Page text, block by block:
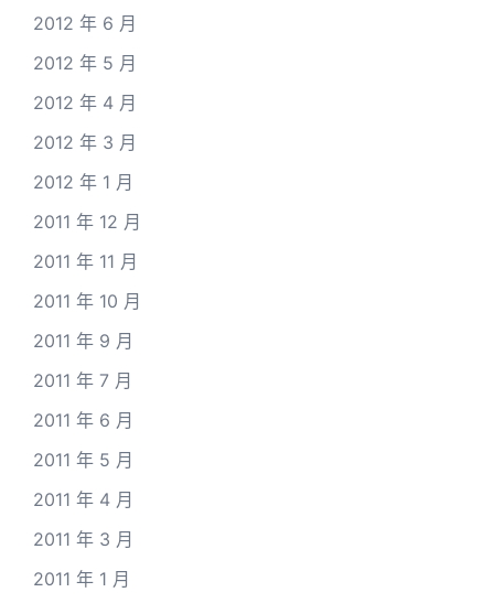
2012 年 6 月
2012 年 5 月
2012 年 4 月
2012 年 3 月
2012 年 1 月
2011 年 12 月
2011 年 11 月
2011 年 10 月
2011 年 9 月
2011 年 7 月
2011 年 6 月
2011 年 5 月
2011 年 4 月
2011 年 3 月
2011 年 1 月